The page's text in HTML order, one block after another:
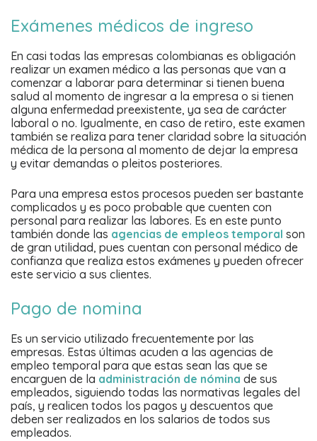
Exámenes médicos de ingreso
En casi todas las empresas colombianas es obligación
realizar un examen médico a las personas que van a
comenzar a laborar para determinar si tienen buena
salud al momento de ingresar a la empresa o si tienen
alguna enfermedad preexistente, ya sea de carácter
laboral o no. Igualmente, en caso de retiro, este examen
también se realiza para tener claridad sobre la situación
médica de la persona al momento de dejar la empresa
y evitar demandas o pleitos posteriores.
Para una empresa estos procesos pueden ser bastante
complicados y es poco probable que cuenten con
personal para realizar las labores. Es en este punto
también donde las agencias de empleos temporal son
de gran utilidad, pues cuentan con personal médico de
confianza que realiza estos exámenes y pueden ofrecer
este servicio a sus clientes.
Pago de nomina
Es un servicio utilizado frecuentemente por las
empresas. Estas últimas acuden a las agencias de
empleo temporal para que estas sean las que se
encarguen de la administración de nómina de sus
empleados, siguiendo todas las normativas legales del
país, y realicen todos los pagos y descuentos que
deben ser realizados en los salarios de todos sus
empleados.